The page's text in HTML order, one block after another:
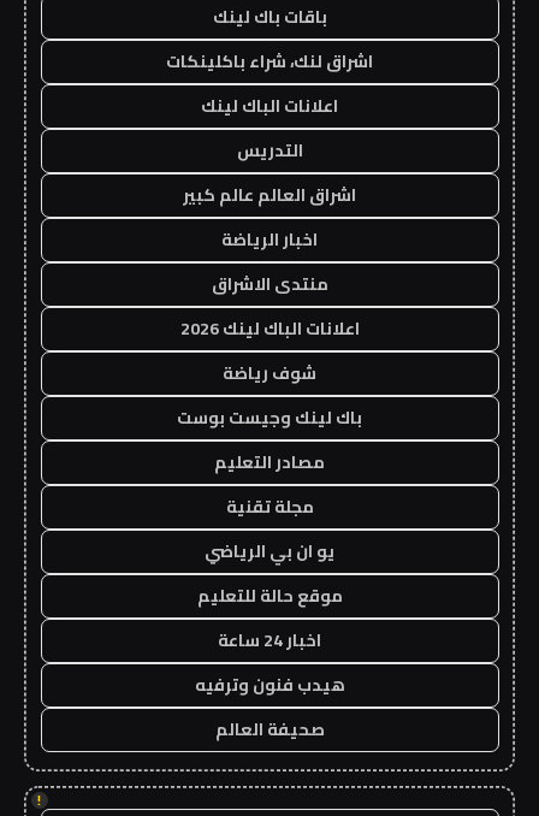
باقات باك لينك
اشراق لنك، شراء باكلينكات
اعلانات الباك لينك
التدريس
اشراق العالم عالم كبير
اخبار الرياضة
منتدى الاشراق
اعلانات الباك لينك 2026
شوف رياضة
باك لينك وجيست بوست
مصادر التعليم
مجلة تقنية
يو ان بي الرياضي
موقع حالة للتعليم
اخبار 24 ساعة
هيدب فنون وترفيه
صحيفة العالم
!